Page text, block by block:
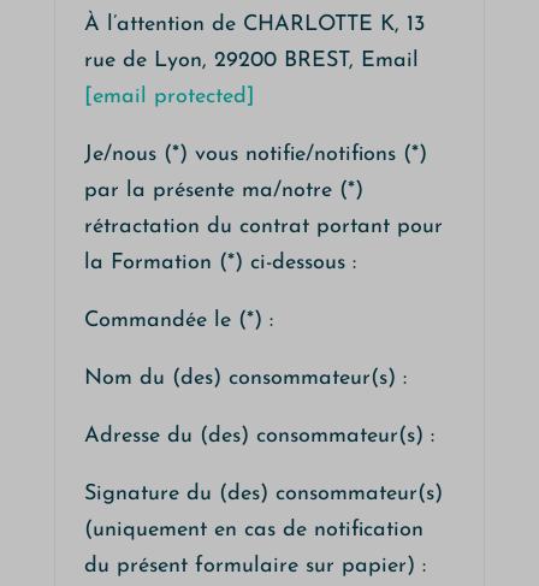
À l’attention de CHARLOTTE K, 13
rue de Lyon, 29200 BREST, Email
[email protected]
Je/nous (*) vous notifie/notifions (*)
par la présente ma/notre (*)
rétractation du contrat portant pour
la Formation (*) ci-dessous :
Commandée le (*) :
Nom du (des) consommateur(s) :
Adresse du (des) consommateur(s) :
Signature du (des) consommateur(s)
(uniquement en cas de notification
du présent formulaire sur papier) :